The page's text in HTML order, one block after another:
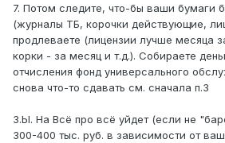
7. Потом следите, что-бы ваши бумаги
(журналы ТБ, корочки действующие,
продлеваете (лицензии лучше месяца
корки - за месяц и т.д.). Собираете
отчисления фонд универсального
снова что-то сдавать см. сначала п.3
З.Ы. На Всё про всё уйдет (если не
300-400 тыс. руб. в зависимости от